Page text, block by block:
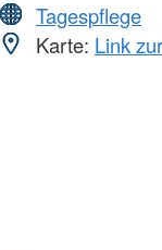
Tagespflege
Karte: Link